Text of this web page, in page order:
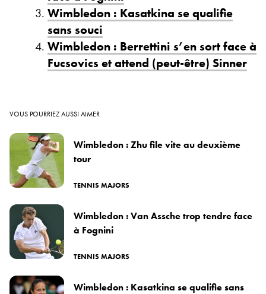
Wimbledon : Kasatkina se qualifie
sans souci
Wimbledon : Berrettini s’en sort face à
Fucsovics et attend (peut-être) Sinner
VOUS POURRIEZ AUSSI AIMER
Wimbledon : Zhu file vite au deuxième
tour
TENNIS MAJORS
Wimbledon : Van Assche trop tendre face
à Fognini
TENNIS MAJORS
Wimbledon : Kasatkina se qualifie sans